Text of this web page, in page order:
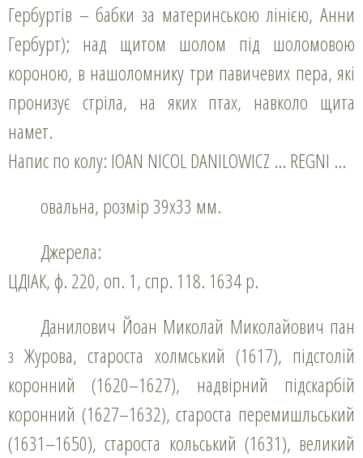
Гербуртів – бабки за материнською лінією, Анни
Гербурт); над щитом шолом під шоломовою
короною, в нашоломнику три павичевих пера, які
пронизує стріла, на яких птах, навколо щита
намет.
Напис по колу: IOAN NICOL DANILOWICZ … REGNI …
овальна, розмір 39х33 мм.
Джерела:
ЦДІАК, ф. 220, оп. 1, спр. 118. 1634 р.
Данилович Йоан Миколай Миколайович пан
з Журова, староста холмський (1617), підстолій
коронний (1620–1627), надвірний підскарбій
коронний (1627–1632), староста перемишльський
(1631–1650), староста кольський (1631), великий